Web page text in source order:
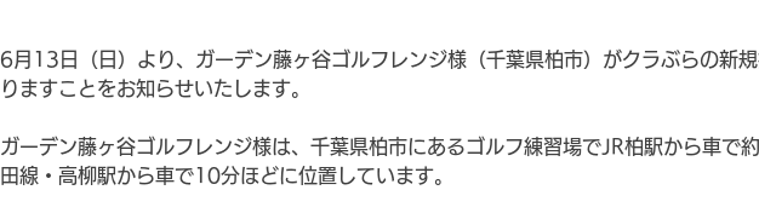
6月13日（日）より、ガーデン藤ヶ谷ゴルフレンジ様（千葉県柏市）がクラぶらの新
りますことをお知らせいたします。
ガーデン藤ヶ谷ゴルフレンジ様は、千葉県柏市にあるゴルフ練習場でJR柏駅から車で
田線・高柳駅から車で10分ほどに位置しています。